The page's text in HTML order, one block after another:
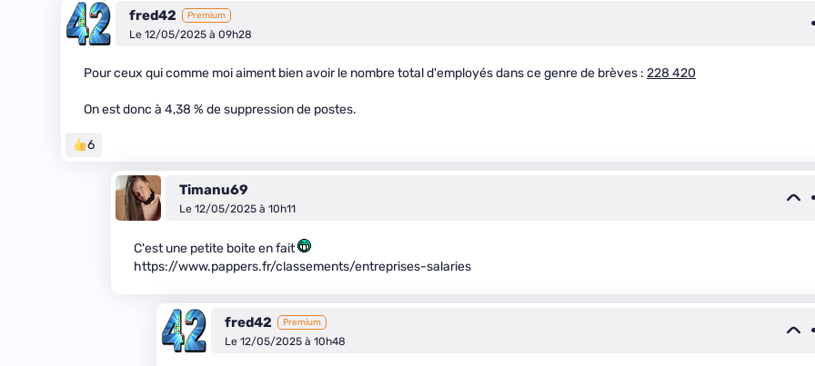
fred42 Premium
Le 12/05/2025 à 09h28
Pour ceux qui comme moi aiment bien avoir le nombre total d'employés dans ce genre de brèves : 228 420
On est donc à 4,38 % de suppression de postes.
6
Timanu69
Le 12/05/2025 à 10h11
C'est une petite boite en fait
https://www.pappers.fr/classements/entreprises-salaries
fred42 Premium
Le 12/05/2025 à 10h48